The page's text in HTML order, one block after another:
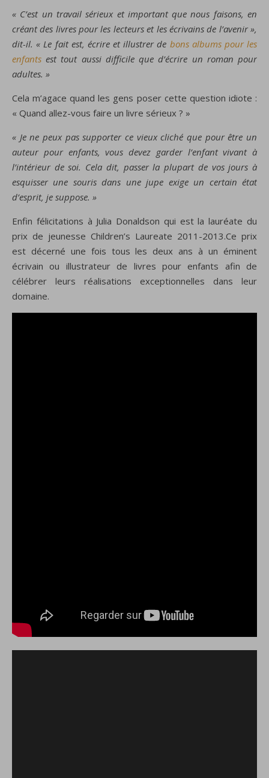
« C’est un travail sérieux et important que nous faisons, en
créant des livres pour les lecteurs et les écrivains de l’avenir »,
dit-il. « Le fait est, écrire et illustrer de bons albums pour les
enfants est tout aussi difficile que d’écrire un roman pour
adultes. »
Cela m’agace quand les gens poser cette question idiote :
« Quand allez-vous faire un livre sérieux ? »
« Je ne peux pas supporter ce vieux cliché que pour être un
auteur pour enfants, vous devez garder l’enfant vivant à
l’intérieur de soi. Cela dit, passer la plupart de vos jours à
esquisser une souris dans une jupe exige un certain état
d’esprit, je suppose. »
Enfin félicitations à Julia Donaldson qui est la lauréate du
prix de jeunesse Children’s Laureate 2011-2013.Ce prix
est décerné une fois tous les deux ans à un éminent
écrivain ou illustrateur de livres pour enfants afin de
célébrer leurs réalisations exceptionnelles dans leur
domaine.